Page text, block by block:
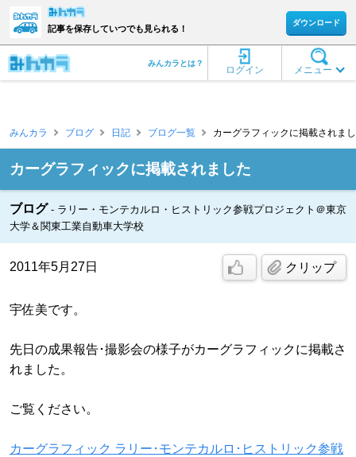
記事を保存していつでも見られる！
ダウンロード
メニュー
ログイン
みんカラとは？
みんカラ ブログ 日記 ブログ一覧 カーグラフィックに掲載されま
カーグラフィックに掲載されました
ブログ
ラリー・モンテカルロ・ヒストリック参戦プロジェクト＠東京
大学＆関東工業自動車大学校
2011年5月27日 クリップ
宇佐美です。
先日の成果報告･撮影会の様子がカーグラフィックに掲載さ
れました。
ご覧ください。
カーグラフィック ラリー･モンテカルロ･ヒストリック参戦